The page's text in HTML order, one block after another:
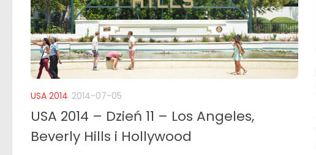
USA 2014 2014-07-05
USA 2014 – Dzień 11 – Los Angeles,
Beverly Hills i Hollywood